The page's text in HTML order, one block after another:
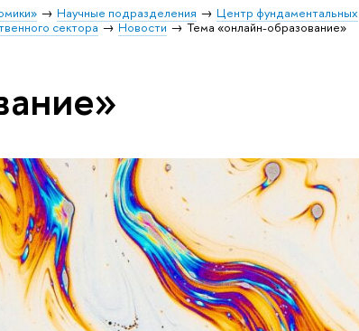
Научные подразделения
Центр фундаментальных
сектора Новости Тема «онлайн-образование»